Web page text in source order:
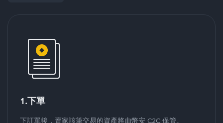
1.下單
下訂單後，賣家該筆交易的資產將由幣安 C2C 保管。